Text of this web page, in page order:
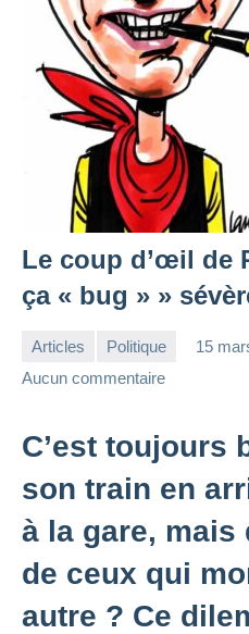
Le coup d’œil de
ça « bug » »
Articles Politique 15
Aucun commentaire
C’est toujours
son train en
à la gare, mais
de ceux qui
autre ? Ce